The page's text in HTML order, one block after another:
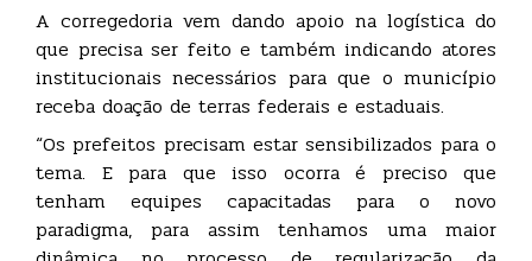
A corregedoria vem dando apoio na logística do
que precisa ser feito e também indicando atores
institucionais necessários para que o município
receba doação de terras federais e estaduais.
“Os prefeitos precisam estar sensibilizados para o
tema. E para que isso ocorra é preciso que
tenham equipes capacitadas para o novo
paradigma, para assim tenhamos uma maior